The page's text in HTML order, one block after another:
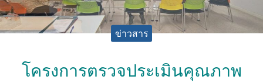
ข่าวสาร
โครงการตรวจประเมินคุณภาพ